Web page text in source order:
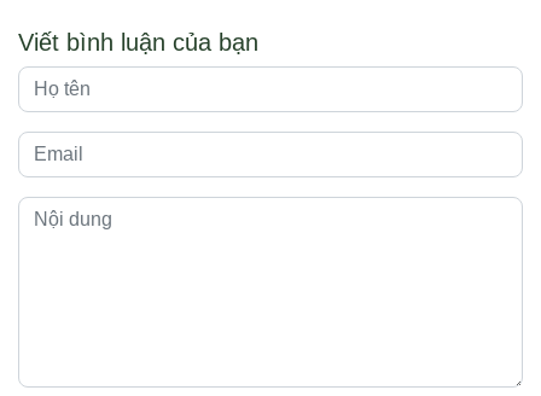
Viết bình luận của bạn